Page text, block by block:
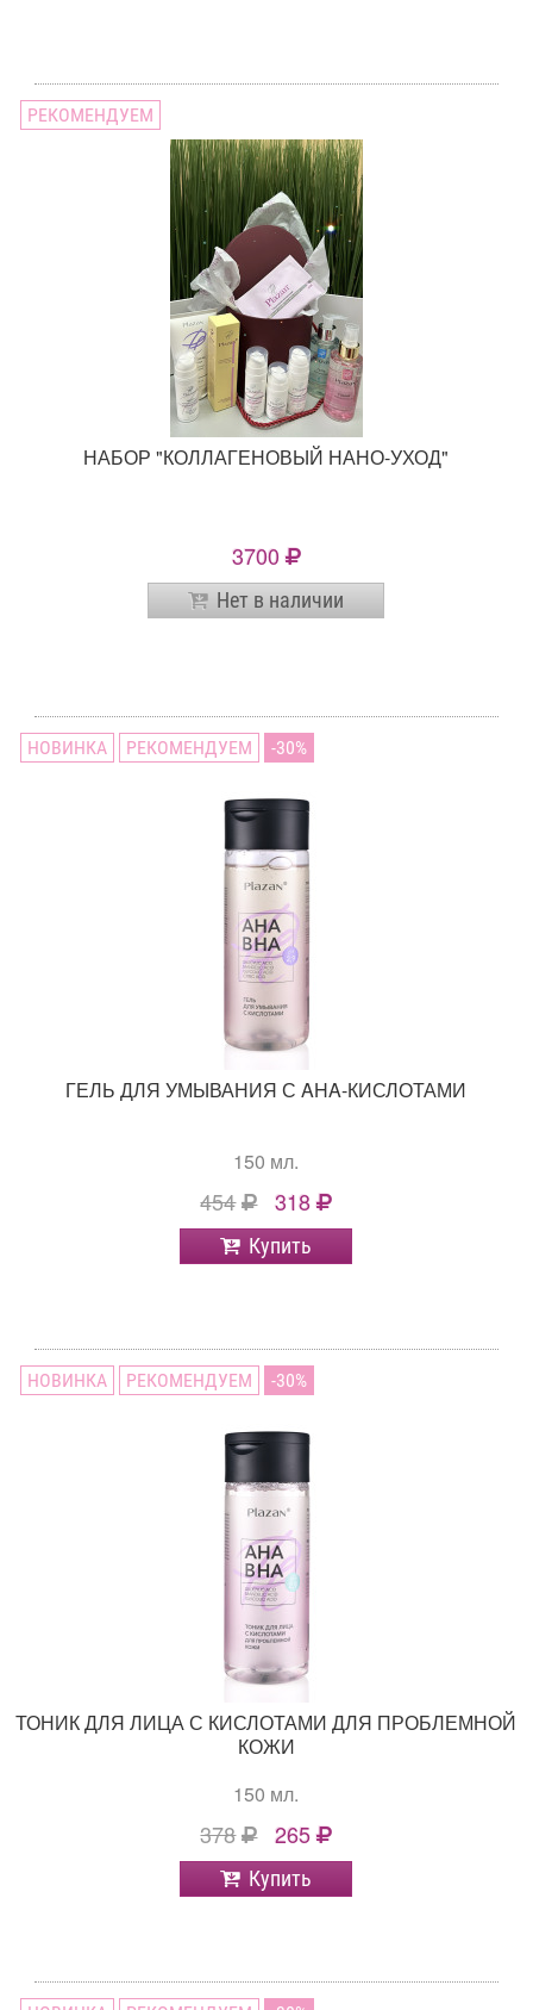
РЕКОМЕНДУЕМ
НАБОР "КОЛЛАГЕНОВЫЙ НАНО-УХОД"
3700
Нет в наличии
НОВИНКА РЕКОМЕНДУЕМ 30
ГЕЛЬ ДЛЯ УМЫВАНИЯ С AHA-КИСЛОТАМИ
150 мл.
454 318
Купить
НОВИНКА РЕКОМЕНДУЕМ 30
ТОНИК ДЛЯ ЛИЦА С КИСЛОТАМИ ДЛЯ ПРОБЛЕМНОЙ
КОЖИ
150 мл.
378 265
Купить